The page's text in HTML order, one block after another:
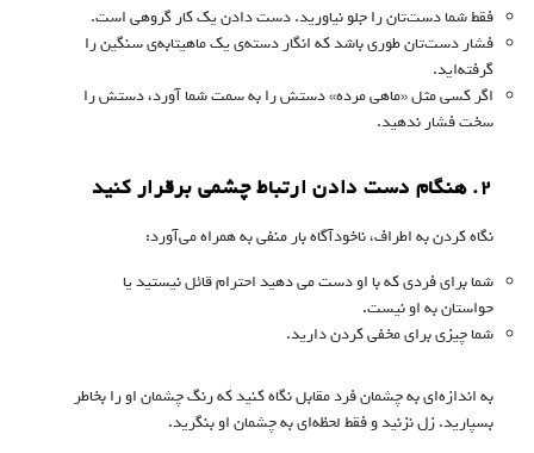
فقط شما دست‌تان را جلو نیاورید. دست دادن یک کار گروهی است.
فشار دست‌تان طوری باشد که انگار دسته‌ی یک ماهیتابه‌ی سنگین را
گرفته‌اید.
اگر کسی مثل «ماهی مرده» دستش را به سمت شما آورد، دستش را
سخت فشار ندهید.
۲. هنگام دست دادن ارتباط چشمی برقرار کنید
نگاه کردن به اطراف، ناخودآگاه بار منفی به همراه می‌آورد:
شما برای فردی که با او دست می دهید احترام قائل نیستید یا
حواستان به او نیست.
شما چیزی برای مخفی کردن دارید.
به اندازه‌ای به چشمان فرد مقابل نگاه کنید که رنگ چشمان او را بخاطر
بسپارید. زل نزنید و فقط لحظه‌ای به چشمان او بنگرید.